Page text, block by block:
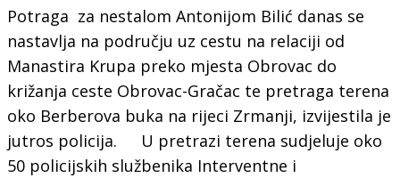
Potraga za nestalom Antonijom Bilić danas se
nastavlja na području uz cestu na relaciji od
Manastira Krupa preko mjesta Obrovac do
križanja ceste Obrovac-Gračac te pretraga terena
oko Berberova buka na rijeci Zrmanji, izvijestila je
jutros policija. U pretrazi terena sudjeluje oko
50 policijskih službenika Interventne i